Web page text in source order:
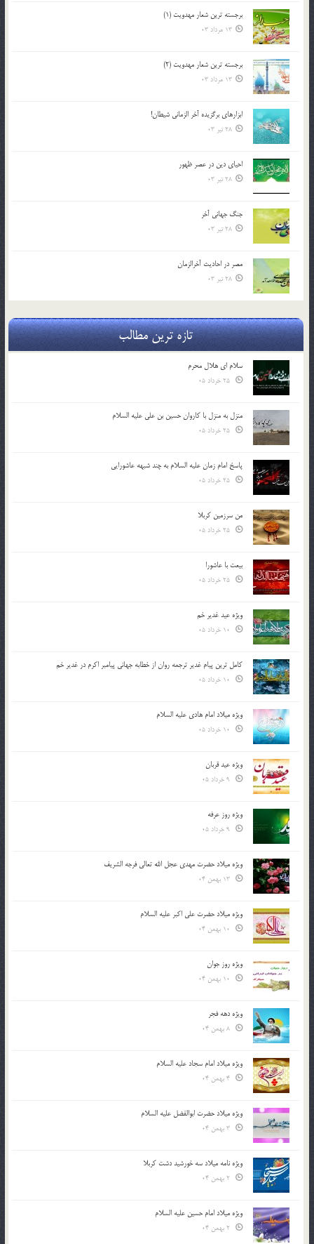
برجسته ترين شعار مهدويت (1)
13 مرداد 03
برجسته ترين شعار مهدويت (2)
13 مرداد 03
ابزارهاي برگزيده آخر الزماني شيطان!
28 تیر 03
احياي دين در عصر ظهور
28 تیر 03
جنگ جهاني آخر
28 تیر 03
مصر در احادیث آخرالزمان
28 تیر 03
تازه ترین مطالب
سلام ای هلال محرم
منزل به منزل با کاروان حسین بن علی علیه السلام
پاسخ امام زمان علیه السلام به چند شبهه عاشورایی
من سرزمین کربلا
بیعت با عاشورا
ویژه عید غدیر خم
کامل ترین پیام غدیر ترجمه روان از خطابه جهانی پیامبر اکرم در غدیر خم
ویژه میلاد امام هادی علیه السلام
ویژه عید قربان
ویژه روز عرفه
ویژه میلاد حضرت مهدی عجل الله تعالی فرجه الشريف
ویژه میلاد حضرت علی اکبر علیه السلام
ویژه روز جوان
ویژه دهه فجر
ویژه میلاد امام سجاد علیه السلام
ویژه میلاد حضرت ابوالفضل علیه السلام
ویژه نامه میلاد سه خورشید دشت کربلا
ویژه میلاد امام حسین علیه السلام